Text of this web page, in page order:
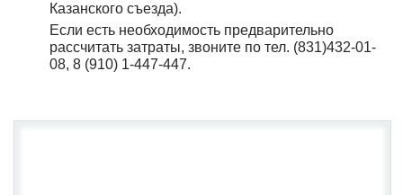
Казанского съезда).
Если есть необходимость предварительно
рассчитать затраты, звоните по тел. (831)432-01-
08, 8 (910) 1-447-447.